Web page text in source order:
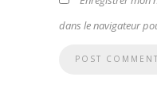
dans le navigateur